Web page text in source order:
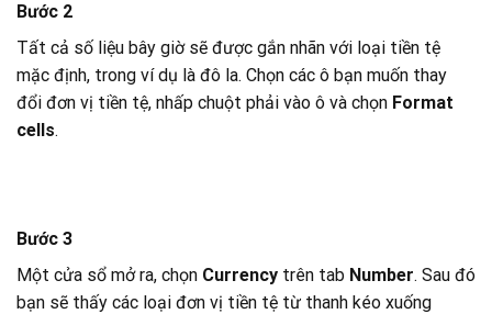
Bước 2
Tất cả số liệu bây giờ sẽ được gắn nhãn với loại tiền tệ
mặc định, trong ví dụ là đô la. Chọn các ô bạn muốn thay
đổi đơn vị tiền tệ, nhấp chuột phải vào ô và chọn Format
cells.
Bước 3
Một cửa sổ mở ra, chọn Currency trên tab Number. Sau đó
bạn sẽ thấy các loại đơn vị tiền tệ từ thanh kéo xuống